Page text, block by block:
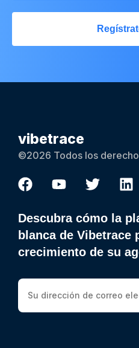
vibetrace
©2026 Todos los
Descubra cómo la
blanca de Vibetrace
crecimiento de su